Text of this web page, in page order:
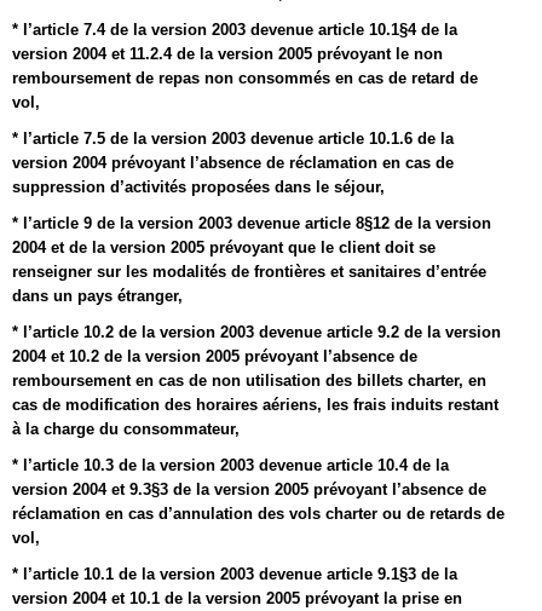
* l’article 7.4 de la version 2003 devenue article 10.1§4 de la
version 2004 et 11.2.4 de la version 2005 prévoyant le non
remboursement de repas non consommés en cas de retard de
vol,
* l’article 7.5 de la version 2003 devenue article 10.1.6 de la
version 2004 prévoyant l’absence de réclamation en cas de
suppression d’activités proposées dans le séjour,
* l’article 9 de la version 2003 devenue article 8§12 de la version
2004 et de la version 2005 prévoyant que le client doit se
renseigner sur les modalités de frontières et sanitaires d’entrée
dans un pays étranger,
* l’article 10.2 de la version 2003 devenue article 9.2 de la version
2004 et 10.2 de la version 2005 prévoyant l’absence de
remboursement en cas de non utilisation des billets charter, en
cas de modification des horaires aériens, les frais induits restant
à la charge du consommateur,
* l’article 10.3 de la version 2003 devenue article 10.4 de la
version 2004 et 9.3§3 de la version 2005 prévoyant l’absence de
réclamation en cas d’annulation des vols charter ou de retards de
vol,
* l’article 10.1 de la version 2003 devenue article 9.1§3 de la
version 2004 et 10.1 de la version 2005 prévoyant la prise en